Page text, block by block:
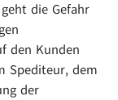
die Gefahr
den Kunden
Spediteur, dem
der